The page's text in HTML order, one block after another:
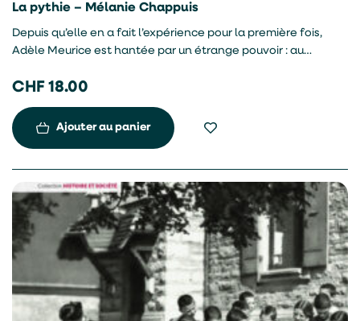
La pythie – Mélanie Chappuis
Depuis qu’elle en a fait l’expérience pour la première fois,
Adèle Meurice est hantée par un étrange pouvoir : au
chaque vision finit par devenir réalité. Don ou malédiction ?
phénomène troublant. Elle se lance alors dans une
vertigineuse quête intime, qui la mène de Genève au Chili, à
CHF 18.00
Ajouter au panier